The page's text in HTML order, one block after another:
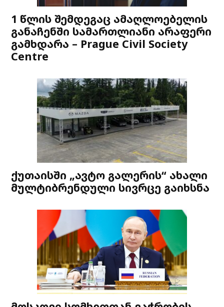
1 წლის შემდეგაც ამაღლოებელის
განაჩენში სამართლიანი არაფერი
გამხდარა – Prague Civil Society
Centre
ქუთაისში „ავტო გალერის“ ახალი
მულტიბრენდული სივრცე გაიხსნა